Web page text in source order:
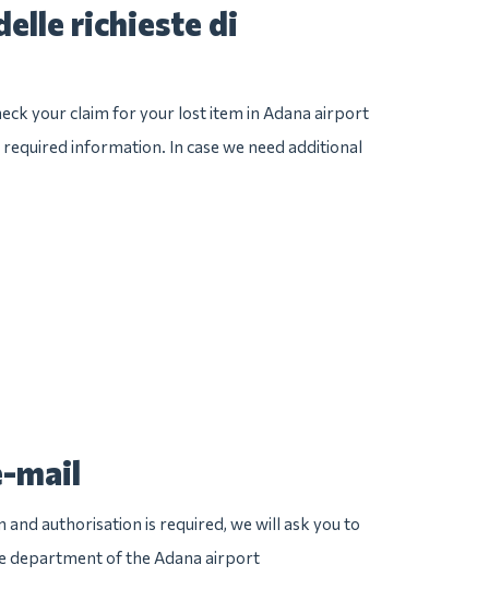
richieste di
your claim for your lost item in Adana airport
information. In case we need additional
mail
authorisation is required, we will ask you to
department of the Adana airport